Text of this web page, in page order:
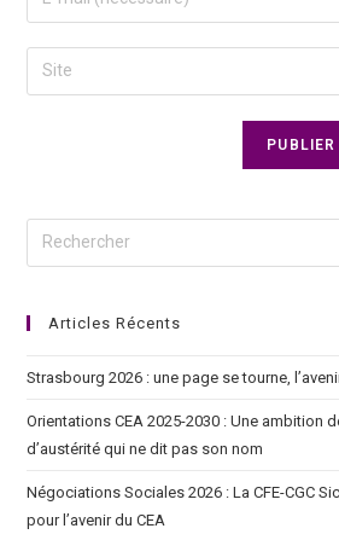
Articles Récents
Strasbourg 2026 : une page se tourne,
Orientations CEA 2025-2030 : Une ambition
d’austérité qui ne dit pas son nom
Négociations Sociales 2026 : La CFE-CGC
pour l’avenir du CEA